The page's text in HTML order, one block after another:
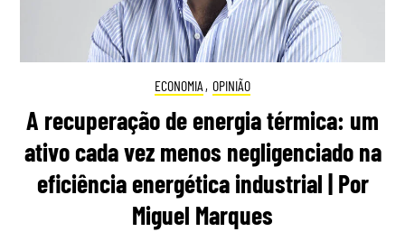
ECONOMIA , OPINIÃO
A recuperação de energia térmica: um
ativo cada vez menos negligenciado na
eficiência energética industrial | Por
Miguel Marques